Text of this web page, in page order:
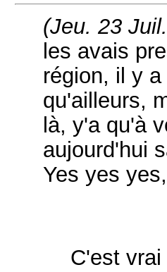
(Jeu. 23
les avais
région, il y
qu'ailleurs,
là, y'a qu'à
aujourd'hui
Yes yes
C'est